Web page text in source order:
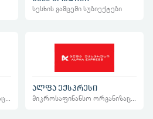
სესხის გამცემი სუბიექტები
მიკროსაფინანსო ორგანიზაციები
ალფა ექსპრესი
მიკროსაფინანსო ორგანიზაციები